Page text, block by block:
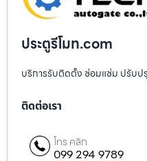
ประตูรีโมท.com
บริการรับติดตั้ง ซ่อมแซ่ม ปรับป
ติดต่อเรา
โทร คลิก
099 294 9789